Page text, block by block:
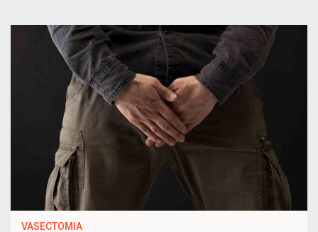
VASECTOMIA